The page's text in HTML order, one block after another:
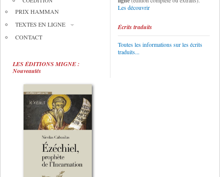
PRIX HAMMAN
TEXTES EN LIGNE
CONTACT
LES ÉDITIONS MIGNE :
Nouveautés
Les découvrir
Écrits traduits
Toutes les informations sur les écrits
traduits...